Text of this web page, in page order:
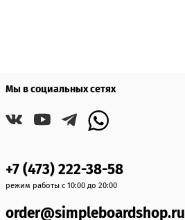
Мы в социальных сетях
+7 (473) 222-38-58
режим работы с 10:00 до 20:00
order@simpleboardshop.ru